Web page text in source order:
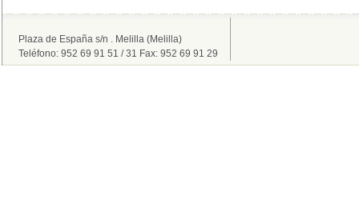
Plaza de España s/n . Melilla (Melilla)
Teléfono: 952 69 91 51 / 31 Fax: 952 69 91 29